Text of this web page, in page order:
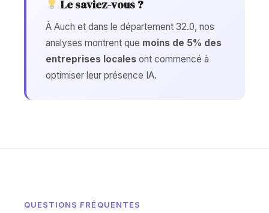
Le saviez-vous ?
À Auch et dans le département 32.0, nos
analyses montrent que moins de 5% des
entreprises locales ont commencé à
optimiser leur présence IA.
QUESTIONS FRÉQUENTES